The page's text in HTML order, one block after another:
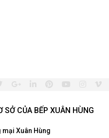
SỞ CỦA BẾP XUÂN HÙNG
mại Xuân Hùng